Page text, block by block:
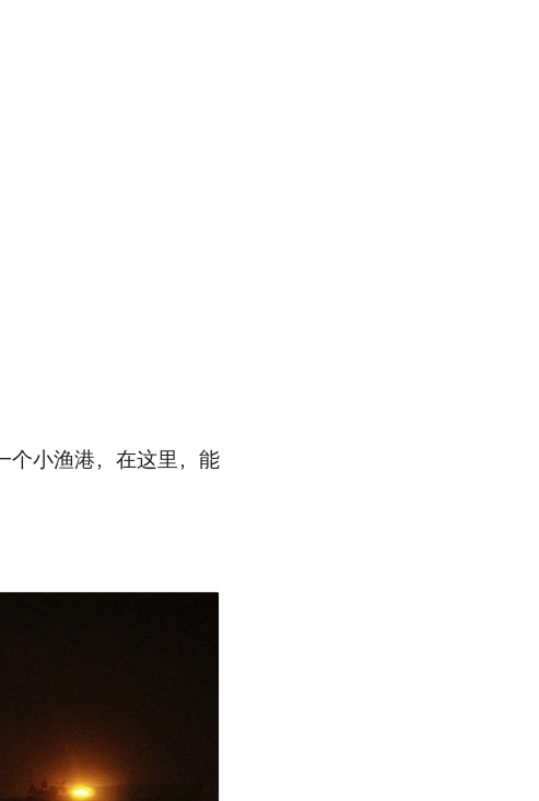
个小渔港，在这里，能